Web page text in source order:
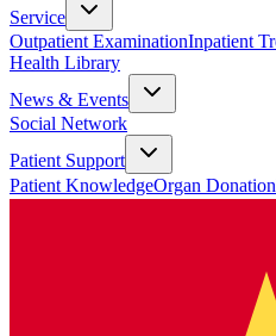
Service
Outpatient ExaminationInpatient
Health Library
News & Events
Social Network
Patient Support
Patient KnowledgeOrgan Donation